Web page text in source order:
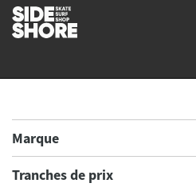
Marque
Tranches de prix